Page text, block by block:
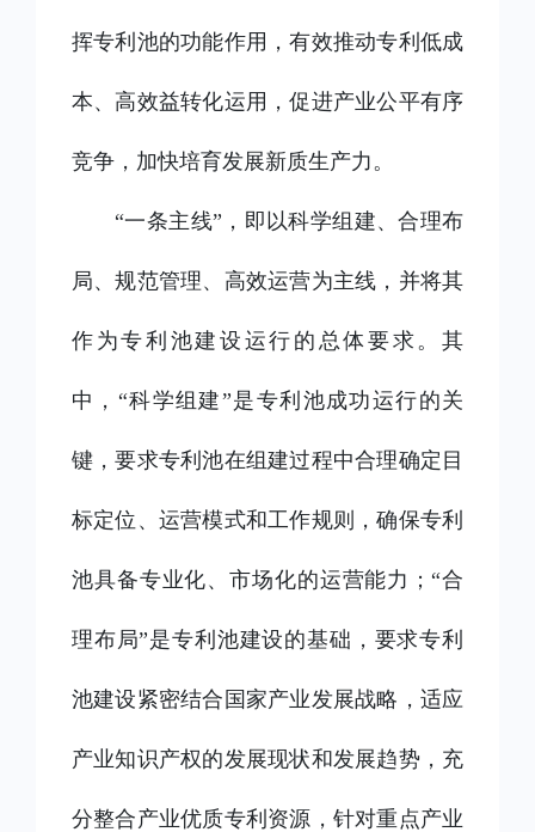
挥专利池的功能作用，有效推动专利低成
本、高效益转化运用，促进产业公平有序
竞争，加快培育发展新质生产力。
“一条主线”，即以科学组建、合理布
局、规范管理、高效运营为主线，并将其
作为专利池建设运行的总体要求。其
中，“科学组建”是专利池成功运行的关
键，要求专利池在组建过程中合理确定目
标定位、运营模式和工作规则，确保专利
池具备专业化、市场化的运营能力；“合
理布局”是专利池建设的基础，要求专利
池建设紧密结合国家产业发展战略，适应
产业知识产权的发展现状和发展趋势，充
分整合产业优质专利资源，针对重点产业